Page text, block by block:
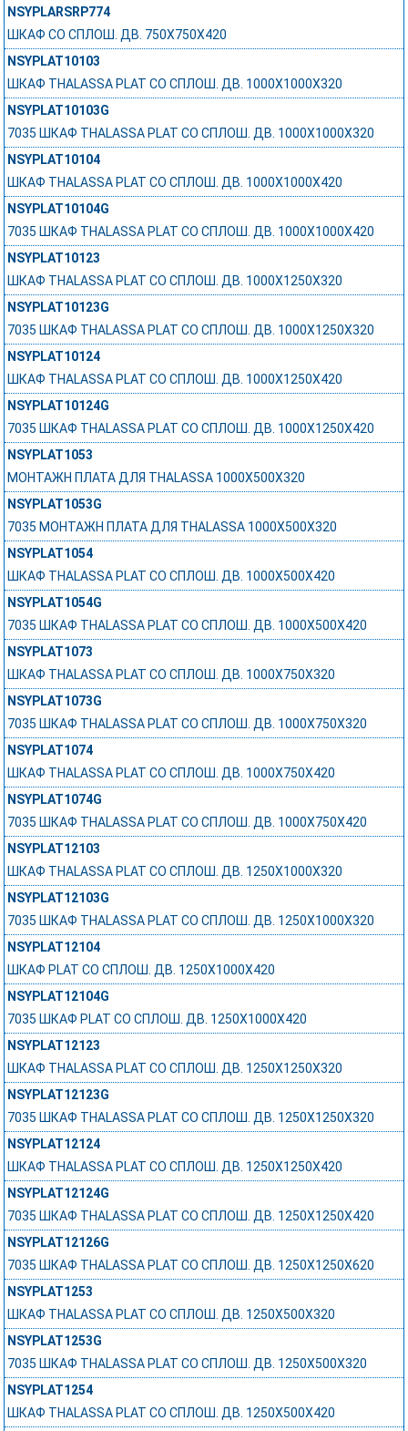
NSYPLARSRP774
ШКАФ СО СПЛОШ. ДВ. 750Х750Х420
NSYPLAT10103
ШКАФ THALASSA PLAT СО СПЛОШ. ДВ. 1000Х1000Х320
NSYPLAT10103G
7035 ШКАФ THALASSA PLAT СО СПЛОШ. ДВ. 1000Х1000Х320
NSYPLAT10104
ШКАФ THALASSA PLAT СО СПЛОШ. ДВ. 1000Х1000Х420
NSYPLAT10104G
7035 ШКАФ THALASSA PLAT СО СПЛОШ. ДВ. 1000Х1000Х420
NSYPLAT10123
ШКАФ THALASSA PLAT СО СПЛОШ. ДВ. 1000Х1250Х320
NSYPLAT10123G
7035 ШКАФ THALASSA PLAT СО СПЛОШ. ДВ. 1000Х1250Х320
NSYPLAT10124
ШКАФ THALASSA PLAT СО СПЛОШ. ДВ. 1000Х1250Х420
NSYPLAT10124G
7035 ШКАФ THALASSA PLAT СО СПЛОШ. ДВ. 1000Х1250Х420
NSYPLAT1053
МОНТАЖН ПЛАТА ДЛЯ THALASSA 1000X500X320
NSYPLAT1053G
7035 МОНТАЖН ПЛАТА ДЛЯ THALASSA 1000X500X320
NSYPLAT1054
ШКАФ THALASSA PLAT СО СПЛОШ. ДВ. 1000Х500Х420
NSYPLAT1054G
7035 ШКАФ THALASSA PLAT СО СПЛОШ. ДВ. 1000Х500Х420
NSYPLAT1073
ШКАФ THALASSA PLAT СО СПЛОШ. ДВ. 1000Х750Х320
NSYPLAT1073G
7035 ШКАФ THALASSA PLAT СО СПЛОШ. ДВ. 1000Х750Х320
NSYPLAT1074
ШКАФ THALASSA PLAT СО СПЛОШ. ДВ. 1000Х750Х420
NSYPLAT1074G
7035 ШКАФ THALASSA PLAT СО СПЛОШ. ДВ. 1000Х750Х420
NSYPLAT12103
ШКАФ THALASSA PLAT СО СПЛОШ. ДВ. 1250Х1000Х320
NSYPLAT12103G
7035 ШКАФ THALASSA PLAT СО СПЛОШ. ДВ. 1250Х1000Х320
NSYPLAT12104
ШКАФ PLAT СО СПЛОШ. ДВ. 1250Х1000Х420
NSYPLAT12104G
7035 ШКАФ PLAT СО СПЛОШ. ДВ. 1250Х1000Х420
NSYPLAT12123
ШКАФ THALASSA PLAT СО СПЛОШ. ДВ. 1250Х1250Х320
NSYPLAT12123G
7035 ШКАФ THALASSA PLAT СО СПЛОШ. ДВ. 1250Х1250Х320
NSYPLAT12124
ШКАФ THALASSA PLAT СО СПЛОШ. ДВ. 1250Х1250Х420
NSYPLAT12124G
7035 ШКАФ THALASSA PLAT СО СПЛОШ. ДВ. 1250Х1250Х420
NSYPLAT12126G
7035 ШКАФ THALASSA PLAT СО СПЛОШ. ДВ. 1250Х1250Х620
NSYPLAT1253
ШКАФ THALASSA PLAT СО СПЛОШ. ДВ. 1250Х500Х320
NSYPLAT1253G
7035 ШКАФ THALASSA PLAT СО СПЛОШ. ДВ. 1250Х500Х320
NSYPLAT1254
ШКАФ THALASSA PLAT СО СПЛОШ. ДВ. 1250Х500Х420